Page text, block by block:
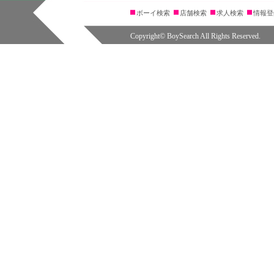
ボーイ検索 店舗検索 求人検索 情報
Copyright© BoySearch All Rights Reserved.